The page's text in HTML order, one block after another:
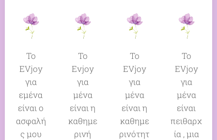
Το
EVjoy
για
εμένα
είναι ο
ασφαλή
ς μου
Το
Evjoy
για
μένα
είναι η
καθημε
ρινή
Το
EVjoy
για
μένα
είναι η
καθημε
ρινότητ
Το
EVjoy
για
μένα
είναι
πειθαρχ
ία , μια